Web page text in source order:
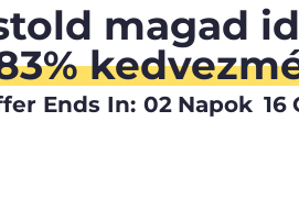
magad
Ends In: 02 Napok 16